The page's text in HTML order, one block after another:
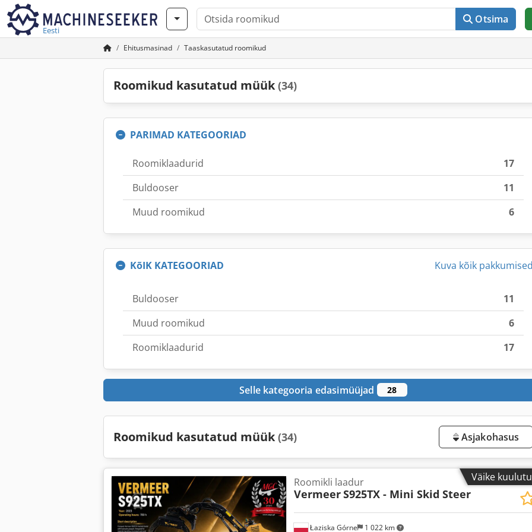
Eesti
Otsima
Ehitusmasinad Taaskasutatud roomikud
Roomikud kasutatud müük (34)
PARIMAD KATEGOORIAD
Roomiklaadurid
17
Buldooser
11
Muud roomikud
6
KõIK KATEGOORIAD Kuva kõik
Buldooser
11
Muud roomikud
6
Roomiklaadurid
17
Selle kategooria edasimüüjad 28
Roomikud kasutatud müük (34) Asjakohasus
Väike
Łaziska Górne 1 022 km
Roomikli laadur
VermeerS925TX - Mini Skid Steer